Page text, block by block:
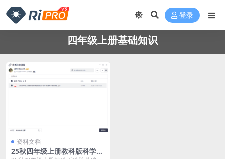
登录
四年级上册基础知识
资料文档
25秋四年级上册教科版科学基